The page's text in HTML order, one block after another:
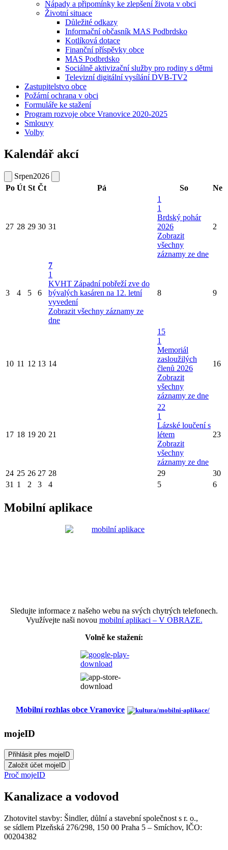
Nápady a připomínky ke zlepšení života v obci
Životní situace
Důležité odkazy
Informační občasník MAS Podbrdsko
Kotlíková dotace
Finanční příspěvky obce
MAS Podbrdsko
Sociálně aktivizační služby pro rodiny s dětmi
Televizní digitální vysílání DVB-TV2
Zastupitelstvo obce
Požární ochrana v obci
Formuláře ke stažení
Program rozvoje obce Vranovice 2020-2025
Smlouvy
Volby
Kalendář akcí
Srpen2026
Po Út St Čt Pá So Ne
27 28 29 30 31
1
1
Brdský pohár
2026
Zobrazit
všechny
záznamy ze dne
2
3 4 5 6
7
1
KVHT Západní pobřeží zve do
bývalých kasáren na 12. letní
vyvedení
Zobrazit všechny záznamy ze
dne
8 9
10 11 12 13 14
15
1
Memoriál
zasloužilých
členů 2026
Zobrazit
všechny
záznamy ze dne
16
17 18 19 20 21
22
1
Lázské loučení s
létem
Zobrazit
všechny
záznamy ze dne
23
24 25 26 27 28 29
30
31 1 2 3 4 5 6
Mobilní aplikace
Sledujte informace z našeho webu na svých chytrých telefonech.
Využívejte naši novou mobilní aplikaci – V OBRAZE.
Volně ke stažení:
Mobilní rozhlas obce Vranovice
mojeID
Proč mojeID
Kanalizace a vodovod
Zhotovitel stavby: Šindler, důlní a stavební společnost s r. o.,
se sídlem Plzeňská 276/298, 150 00 Praha 5 – Smíchov, IČO:
00204382